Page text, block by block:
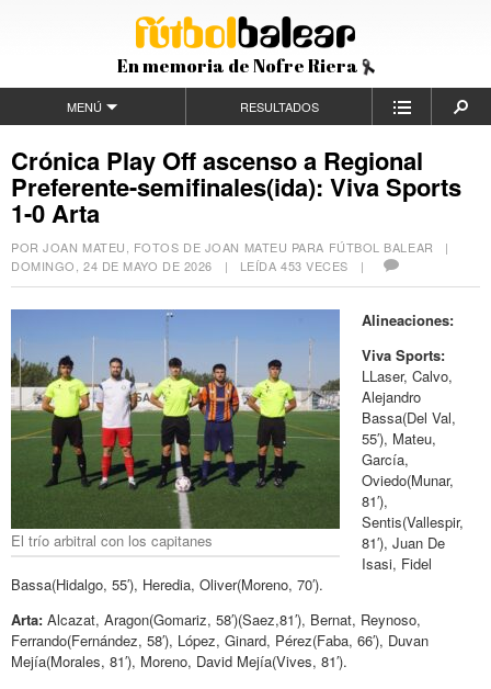
En memoria de Nofre Riera
MENÚ RESULTADOS
Crónica Play Off ascenso a Regional
Preferente-semifinales(ida): Viva Sports
1-0 Arta
POR JOAN MATEU, FOTOS DE JOAN MATEU PARA FÚTBOL BALEAR |
DOMINGO, 24 DE MAYO DE 2026 | LEÍDA 453 VECES |
El trío arbitral con los capitanes
Alineaciones:
Viva Sports:
LLaser, Calvo,
Alejandro
Bassa(Del Val,
55′), Mateu,
García,
Oviedo(Munar,
81′),
Sentis(Vallespir,
81′), Juan De
Isasi, Fidel
Bassa(Hidalgo, 55′), Heredia, Oliver(Moreno, 70′).
Arta: Alcazat, Aragon(Gomariz, 58′)(Saez,81′), Bernat, Reynoso,
Ferrando(Fernández, 58′), López, Ginard, Pérez(Faba, 66′), Duvan
Mejía(Morales, 81′), Moreno, David Mejía(Vives, 81′).